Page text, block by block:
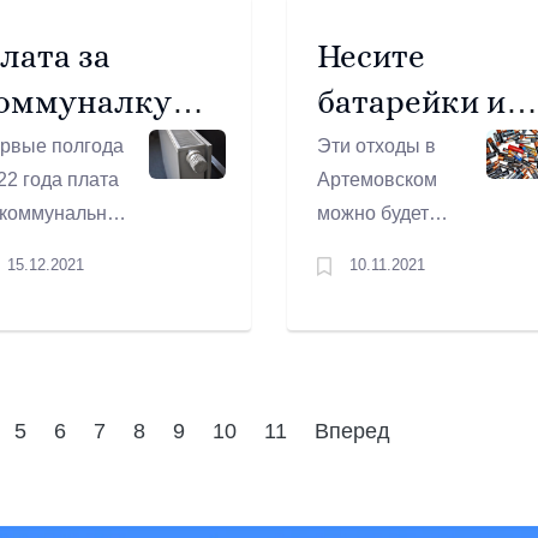
«Отношение
жителей к
за
полгода
года плата
Так
15.12.2021
Несите
батарейки и
ртутные
Эти отходы в
Артемовском
можно будет
12 ноября.
10.11.2021
5 6 7 8 9 10 11 Вперед